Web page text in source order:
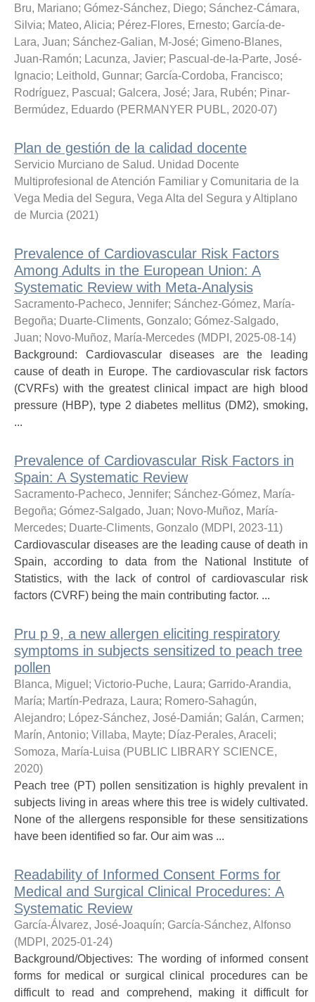
Bru, Mariano; Gómez-Sánchez, Diego; Sánchez-Cámara,
Silvia; Mateo, Alicia; Pérez-Flores, Ernesto; García-de-
Lara, Juan; Sánchez-Galian, M-José; Gimeno-Blanes,
Juan-Ramón; Lacunza, Javier; Pascual-de-la-Parte, José-
Ignacio; Leithold, Gunnar; García-Cordoba, Francisco;
Rodríguez, Pascual ; Galcera, José; Jara, Rubén; Pinar-
Bermúdez, Eduardo (PERMANYER PUBL, 2020-07)
Plan de gestión de la calidad docente
Servicio Murciano de Salud. Unidad Docente
Multiprofesional de Atención Familiar y Comunitaria de la
Vega Media del Segura, Vega Alta del Segura y Altiplano
de Murcia (2021)
Prevalence of Cardiovascular Risk Factors
Among Adults in the European Union: A
Systematic Review with Meta-Analysis
Sacramento-Pacheco, Jennifer; Sánchez-Gómez, María-
Begoña; Duarte-Climents, Gonzalo; Gómez-Salgado,
Juan; Novo-Muñoz, María-Mercedes (MDPI , 2025-08-14)
Background: Cardiovascular diseases are the leading
cause of death in Europe. The cardiovascular risk factors
(CVRFs) with the greatest clinical impact are high blood
pressure (HBP), type 2 diabetes mellitus (DM2), smoking,
...
Prevalence of Cardiovascular Risk Factors in
Spain: A Systematic Review
Sacramento-Pacheco, Jennifer; Sánchez-Gómez, María-
Begoña; Gómez-Salgado, Juan; Novo-Muñoz, María-
Mercedes; Duarte-Climents, Gonzalo (MDPI , 2023-11)
Cardiovascular diseases are the leading cause of death in
Spain, according to data from the National Institute of
Statistics, with the lack of control of cardiovascular risk
factors (CVRF) being the main contributing factor. ...
Pru p 9, a new allergen eliciting respiratory
symptoms in subjects sensitized to peach tree
pollen
Blanca, Miguel ; Victorio-Puche, Laura; Garrido-Arandia,
María; Martín-Pedraza, Laura; Romero-Sahagún,
Alejandro; López-Sánchez, José-Damián; Galán, Carmen;
Marín, Antonio; Villaba, Mayte; Díaz-Perales, Araceli;
Somoza, María-Luisa (PUBLIC LIBRARY SCIENCE,
2020)
Peach tree (PT) pollen sensitization is highly prevalent in
subjects living in areas where this tree is widely cultivated.
None of the allergens responsible for these sensitizations
have been identified so far. Our aim was ...
Readability of Informed Consent Forms for
Medical and Surgical Clinical Procedures: A
Systematic Review
García-Álvarez, José-Joaquín; García-Sánchez, Alfonso
(MDPI , 2025-01-24)
Background/Objectives: The wording of informed consent
forms for medical or surgical clinical procedures can be
difficult to read and comprehend, making it difficult for